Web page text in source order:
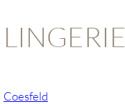
LINGERIE
Coesfeld